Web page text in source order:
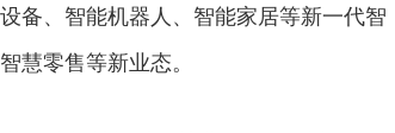
备、智能机器人、智能家居等新一代智
慧零售等新业态。